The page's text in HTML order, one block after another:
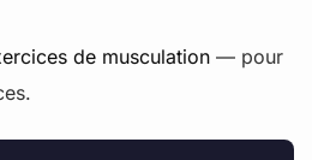
de musculation — pour